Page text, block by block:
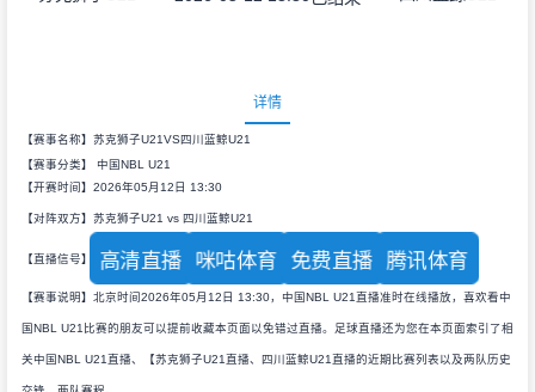
详情
【赛事名称】苏克狮子U21VS四川蓝鲸U21
【赛事分类】 中国NBL U21
【开赛时间】2026年05月12日 13:30
【对阵双方】苏克狮子U21 vs 四川蓝鲸U21
【直播信号】 高清直播 咪咕体育 免费直播 腾讯体育
【赛事说明】北京时间2026年05月12日 13:30，中国NBL U21直播准时在线播放，喜欢看中
国NBL U21比赛的朋友可以提前收藏本页面以免错过直播。足球直播还为您在本页面索引了相
关中国NBL U21直播、【苏克狮子U21直播、四川蓝鲸U21直播的近期比赛列表以及两队历史